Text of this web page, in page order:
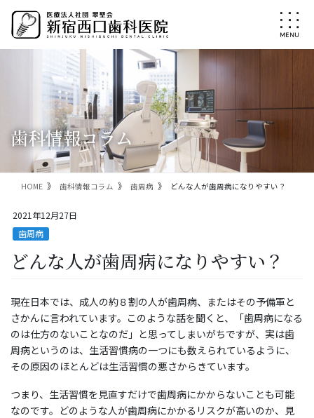
ン
ー
歯科情報コラム
HOME 歯科情報コラム 歯周病 どんな人が歯周病になりやすい？
2021年12月27日
歯周病
どんな人が歯周病になりやすい？
現在日本では、成人の約８割の人が歯周病、またはその予備軍と
さかんに言われています。このような話を聞くと、「歯周病になる
のは仕方のないことなのだ」と思ってしまいがちですが、実は歯
周病というのは、生活習慣病の一つにも数えられているように、
その原因のほとんどは生活習慣の悪さからきています。
つまり、生活習慣を見直すだけで歯周病にかからないことも可能
なのです。どのような人が歯周病にかかるリスクが高いのか、見